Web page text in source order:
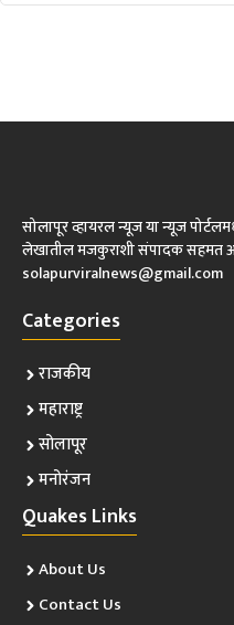
सोलापूर व्हायरल न्यूज या न्यूज
लेखातील मजकुराशी संपादक सहमत
solapurviralnews@gmail.com
Categories
राजकीय
महाराष्ट्र
सोलापूर
मनोरंजन
Quakes Links
About Us
Contact Us